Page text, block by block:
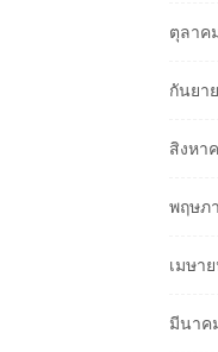
ตุลาค
กันยา
สิงหา
พฤษภ
เมษา
มีนาค